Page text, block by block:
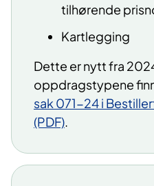
tilhørende
Kartlegging
Dette er nytt fra
oppdragstypene
sak 071-24 i
(PDF).